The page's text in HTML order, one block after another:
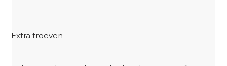
Extra troeven